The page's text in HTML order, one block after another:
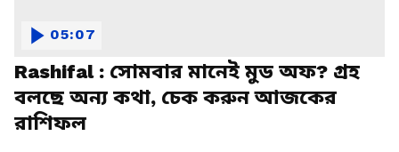
Rashifal : সোমবার মানেই মুড অফ? গ্রহ
বলছে অন্য কথা, চেক করুন আজকের
রাশিফল
05:07